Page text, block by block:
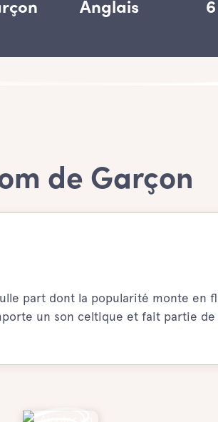
Anglais 6
de Garçon
part dont la popularité monte en
un son celtique et fait partie de